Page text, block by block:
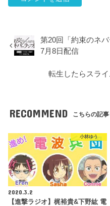
第20回「約束のネ
7月8日配信
転生したらスラ
RECOMMEND こちらの記事
小林ゆう
2020.3.2
【進撃ラジオ】梶裕貴&下野紘 電